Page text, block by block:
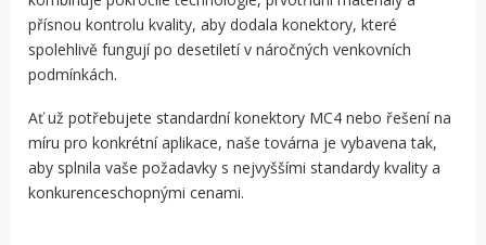
přísnou kontrolu kvality, aby dodala konektory, které
spolehlivě fungují po desetiletí v náročných venkovních
podmínkách.
Ať už potřebujete standardní konektory MC4 nebo řešení na
míru pro konkrétní aplikace, naše továrna je vybavena tak,
aby splnila vaše požadavky s nejvyššími standardy kvality a
konkurenceschopnými cenami.